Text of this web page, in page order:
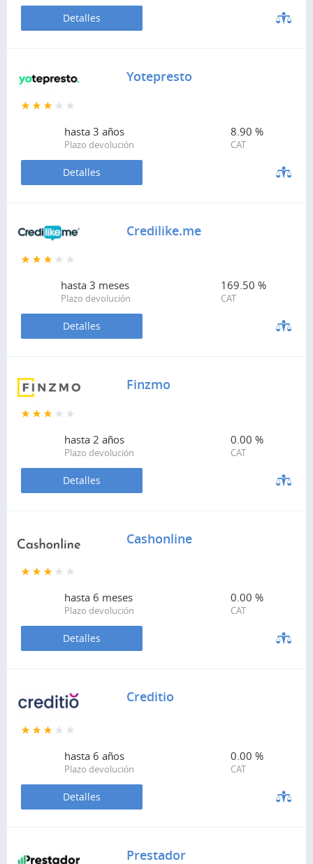
Detalles
Yotepresto
hasta 3 años
Plazo devolución
8.90 %
CAT
Detalles
Credilike.me
hasta 3 meses
Plazo devolución
169.50 %
CAT
Detalles
Finzmo
hasta 2 años
Plazo devolución
0.00 %
CAT
Detalles
Cashonline
hasta 6 meses
Plazo devolución
0.00 %
CAT
Detalles
Creditio
hasta 6 años
Plazo devolución
0.00 %
CAT
Detalles
Prestador